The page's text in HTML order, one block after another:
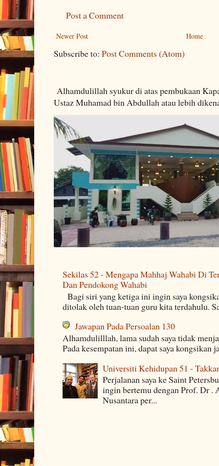
Post a Comment
Newer Post Home
Subscribe to: Post Comments (Atom)
Alhamdulillah syukur di atas pembukaan
Ustaz Muhamad bin Abdullah atau lebih
Sekilas 52 - Mengapa Mahhaj Wahabi Di
Dan Pendokong Wahabi
Bagi siri yang ketiga ini ingin saya
ditolak oleh tuan-tuan guru kita terdahulu.
Jawapan Pada Persoalan 130
Alhamdulilllah, lama sudah saya tidak
Pada kesempatan ini, dapat saya kongsikan
Universiti Kehidupan 51 -
Perjalanan saya ke Saint
ingin bertemu dengan Prof. Dr
Nusantara per...